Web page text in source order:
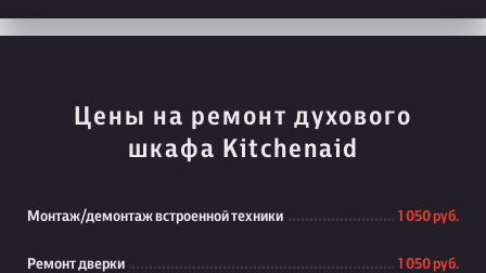
Цены на ремонт духового
шкафа Kitchenaid
Монтаж/демонтаж встроенной техники 1 050 руб.
Ремонт дверки 1 050 руб.